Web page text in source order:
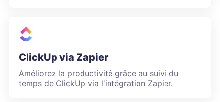
ClickUp via Zapier
Améliorez la productivité grâce au suivi du
temps de ClickUp via l'intégration Zapier.